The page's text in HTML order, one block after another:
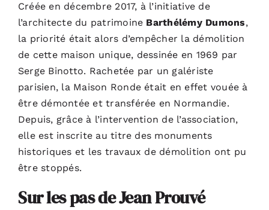
Créée en décembre 2017, à l’initiative de
l’architecte du patrimoine Barthélémy Dumons,
la priorité était alors d’empêcher la démolition
de cette maison unique, dessinée en 1969 par
Serge Binotto. Rachetée par un galériste
parisien, la Maison Ronde était en effet vouée à
être démontée et transférée en Normandie.
Depuis, grâce à l’intervention de l’association,
elle est inscrite au titre des monuments
historiques et les travaux de démolition ont pu
être stoppés.
Sur les pas de Jean Prouvé